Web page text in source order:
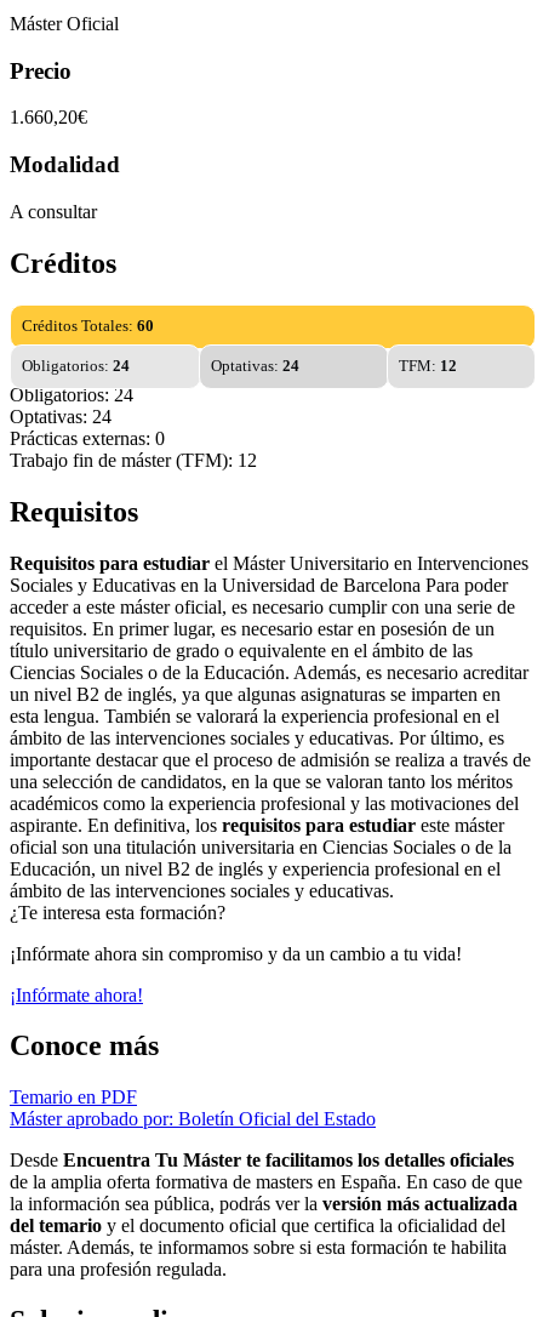
Máster Oficial
Precio
1.660,20€
Modalidad
A consultar
Créditos
Créditos Totales: 60
Obligatorios: 24 Optativas: 24 TFM: 12
Obligatorios: 24
Optativas: 24
Prácticas externas: 0
Trabajo fin de máster (TFM): 12
Requisitos
Requisitos para estudiar el Máster Universitario en Intervenciones
Sociales y Educativas en la Universidad de Barcelona Para poder
acceder a este máster oficial, es necesario cumplir con una serie de
requisitos. En primer lugar, es necesario estar en posesión de un
título universitario de grado o equivalente en el ámbito de las
Ciencias Sociales o de la Educación. Además, es necesario acreditar
un nivel B2 de inglés, ya que algunas asignaturas se imparten en
esta lengua. También se valorará la experiencia profesional en el
ámbito de las intervenciones sociales y educativas. Por último, es
importante destacar que el proceso de admisión se realiza a través de
una selección de candidatos, en la que se valoran tanto los méritos
académicos como la experiencia profesional y las motivaciones del
aspirante. En definitiva, los requisitos para estudiar este máster
oficial son una titulación universitaria en Ciencias Sociales o de la
Educación, un nivel B2 de inglés y experiencia profesional en el
ámbito de las intervenciones sociales y educativas.
¿Te interesa esta formación?
¡Infórmate ahora sin compromiso y da un cambio a tu vida!
¡Infórmate ahora!
Conoce más
Temario en PDF
Máster aprobado por: Boletín Oficial del Estado
Desde Encuentra Tu Máster te facilitamos los detalles oficiales
de la amplia oferta formativa de masters en España. En caso de que
la información sea pública, podrás ver la versión más actualizada
del temario y el documento oficial que certifica la oficialidad del
máster. Además, te informamos sobre si esta formación te habilita
para una profesión regulada.